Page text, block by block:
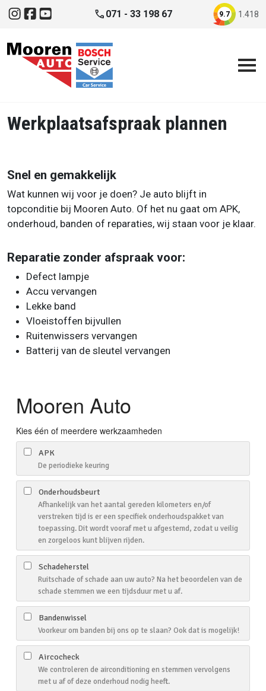
Direct naar inhoud
Instagram
Facebook
YouTube phone 071 - 33 198 67 9.7 1.418
Werkplaatsafspraak plannen
Snel en gemakkelijk
Wat kunnen wij voor je doen? Je auto blijft in
topconditie bij Mooren Auto. Of het nu gaat om APK,
onderhoud, banden of reparaties, wij staan voor je klaar.
Reparatie zonder afspraak voor:
Defect lampje
Accu vervangen
Lekke band
Vloeistoffen bijvullen
Ruitenwissers vervangen
Batterij van de sleutel vervangen